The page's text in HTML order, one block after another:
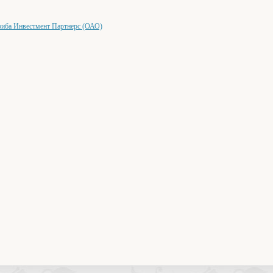
Инвестмент Партнерс (ОАО)